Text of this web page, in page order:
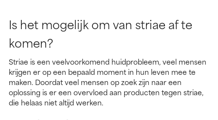
Is het mogelijk om van striae af te
komen?
Striae is een veelvoorkomend huidprobleem, veel mensen
krijgen er op een bepaald moment in hun leven mee te
maken. Doordat veel mensen op zoek zijn naar een
oplossing is er een overvloed aan producten tegen striae,
die helaas niet altijd werken.